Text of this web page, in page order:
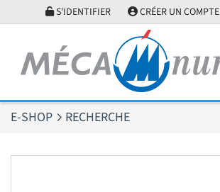
S'IDENTIFIER CRÉER UN COMPTE
E-SHOP RECHERCHE
Panneau de gestion des cookies